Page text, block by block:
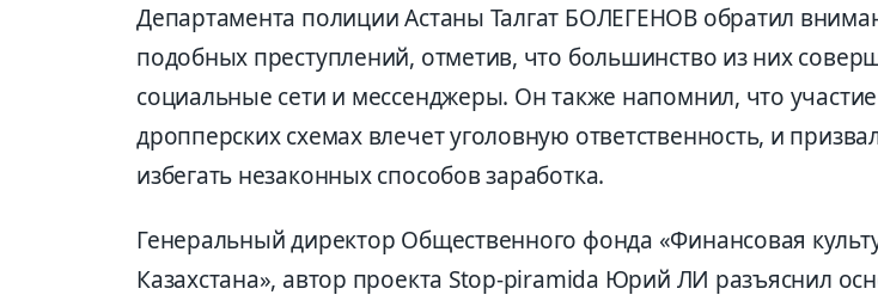
Департамента полиции Астаны Талгат БОЛЕГЕНОВ обратил
подобных преступлений, отметив, что большинство из них
социальные сети и мессенджеры. Он также напомнил, что
дропперских схемах влечет уголовную ответственность, и
избегать незаконных способов заработка.
Генеральный директор Общественного фонда «Финансовая
Казахстана», автор проекта Stop-piramida Юрий ЛИ разъяснил